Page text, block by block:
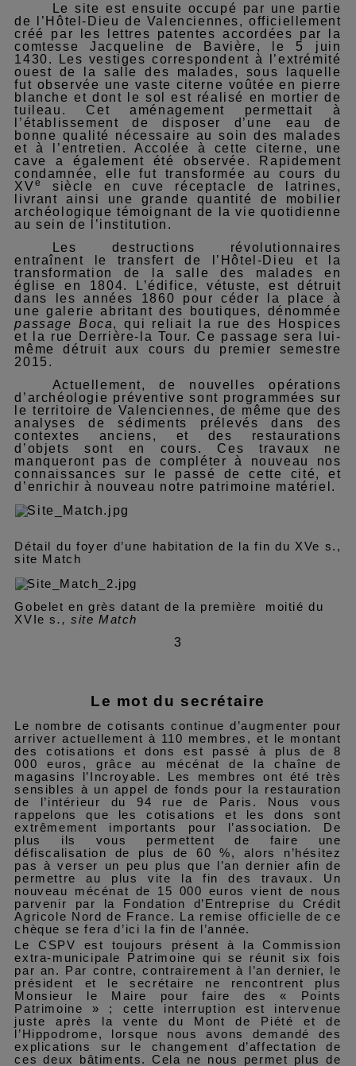
Le site est ensuite occupé par une partie
de l’Hôtel-Dieu de Valenciennes, officiellement
créé par les lettres patentes accordées par la
comtesse Jacqueline de Bavière, le 5 juin
1430. Les vestiges correspondent à l’extrémité
ouest de la salle des malades, sous laquelle
fut observée une vaste citerne voûtée en pierre
blanche et dont le sol est réalisé en mortier de
tuileau. Cet aménagement permettait à
l’établissement de disposer d’une eau de
bonne qualité nécessaire au soin des malades
et à l’entretien. Accolée à cette citerne, une
cave a également été observée. Rapidement
condamnée, elle fut transformée au cours du
XVe
siècle en cuve réceptacle de latrines,
livrant ainsi une grande quantité de mobilier
archéologique témoignant de la vie quotidienne
au sein de l’institution.
Les destructions révolutionnaires
entraînent le transfert de l’Hôtel-Dieu et la
transformation de la salle des malades en
église en 1804. L’édifice, vétuste, est détruit
dans les années 1860 pour céder la place à
une galerie abritant des boutiques, dénommée
passage Boca, qui reliait la rue des Hospices
et la rue Derrière-la Tour. Ce passage sera lui-
même détruit aux cours du premier semestre
2015.
Actuellement, de nouvelles opérations
d’archéologie préventive sont programmées sur
le territoire de Valenciennes, de même que des
analyses de sédiments prélevés dans des
contextes anciens, et des restaurations
d’objets sont en cours. Ces travaux ne
manqueront pas de compléter à nouveau nos
connaissances sur le passé de cette cité, et
d’enrichir à nouveau notre patrimoine matériel.
Détail du foyer d’une habitation de la fin du XVe s.,
site Match
Gobelet en grès datant de la première moitié du
XVIe s ., site Match
3
Le mot du secrétaire
Le nombre de cotisants continue d’augmenter pour
arriver actuellement à 110 membres , et le montant
des cotisations et dons est passé à plus de 8
000 euros, grâce au mécénat de la chaîne de
magasins l’Incroyable. Les membres ont été très
sensibles à un appel de fonds pour la restauration
de l’intérieur du 94 rue de Paris. Nous vous
rappelons que les cotisations et les dons sont
extrêmement importants pour l’association. De
plus ils vous permettent de faire une
défiscalisation de plus de 60 %, alors n’hésitez
pas à verser un peu plus que l’an dernier afin de
permettre au plus vite la fin des travaux. Un
nouveau mécénat de 15 000 euros vient de nous
parvenir par la Fondation d’Entreprise du Crédit
Agricole Nord de France. La remise officielle de ce
chèque se fera d’ici la fin de l’année.
Le CSPV est toujours présent à la Commission
extra-municipale Patrimoine qui se réunit six fois
par an. Par contre, contrairement à l’an dernier, le
président et le secrétaire ne rencontrent plus
Monsieur le Maire pour faire des « Points
Patrimoine » ; cette interruption est intervenue
juste après la vente du Mont de Piété et de
l’Hippodrome, lorsque nous avons demandé des
explications sur le changement d’affectation de
ces deux bâtiments. Cela ne nous permet plus de